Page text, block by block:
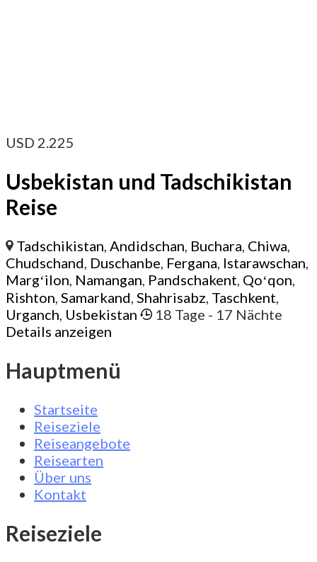
USD 2.225
Usbekistan und Tadschikistan
Reise
Tadschikistan,Andidschan, Buchara, Chiwa,
Chudschand, Duschanbe, Fergana, Istarawschan,
Margʻilon, Namangan, Pandschakent, Qoʻqon,
Rishton, Samarkand, Shahrisabz, Taschkent,
Urganch, Usbekistan 18 Tage - 17 Nächte
Details anzeigen
Hauptmenü
Startseite
Reiseziele
Reiseangebote
Reisearten
Über uns
Kontakt
Reiseziele